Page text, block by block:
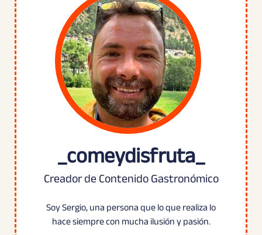
_comeydisfruta_
Creador de Contenido Gastronómico
Soy Sergio, una persona que lo que realiza lo
hace siempre con mucha ilusión y pasión.